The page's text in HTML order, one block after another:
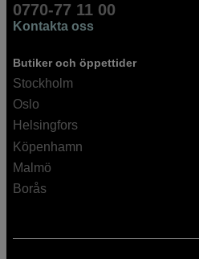
0770-77 11 00
Kontakta oss
Butiker och öppettider
Stockholm
Oslo
Helsingfors
Köpenhamn
Malmö
Borås